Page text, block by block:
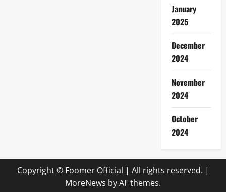
January
2025
December
2024
November
2024
October
2024
Copyright © Foomer Official | All rights reserved. |
MoreNews by AF themes.